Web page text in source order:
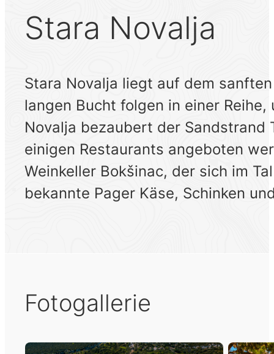
Stara Novalja
Stara Novalja liegt auf dem
langen Bucht folgen in einer
Novalja bezaubert der Sandstrand
einigen Restaurants angeboten
Weinkeller Bokšinac, der sich im
bekannte Pager Käse, Schinken
Fotogallerie